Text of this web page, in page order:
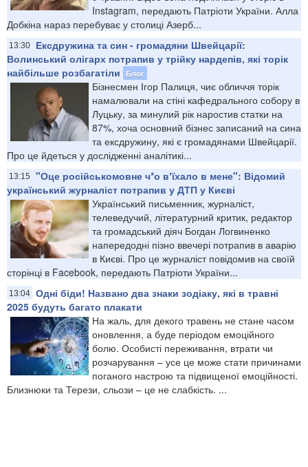
Instagram, передають Патріоти України. Алла
Добкіна нараз перебуває у столиці Азерб...
13:30
Ексдружина та син - громадяни Швейцарії:
Волинський олігарх потрапив у трійку нардепів, які торік
найбільше розбагатіли
Блог
Бізнесмен Ігор Палиця, чиє обличчя торік
намалювали на стіні кафедрального собору в
Луцьку, за минулий рік наростив статки на
87%, хоча основний бізнес записаний на сина
та ексдружину, які є громадянами Швейцарії.
Про це йдеться у дослідженні аналітикі...
13:15
"Оце російськомовне ч*о вʼїхало в мене": Відомий
український журналіст потрапив у ДТП у Києві
Український письменник, журналіст,
телеведучий, літературний критик, редактор
та громадський діяч Богдан Логвиненко
напередодні пізно ввечері потрапив в аварію
в Києві. Про це журналіст повідомив на своїй
сторінці в Facebook, передають Патріоти України...
13:04 Одні біди! Названо два знаки зодіаку, які в травні
2025 будуть багато плакати
На жаль, для декого травень не стане часом
оновлення, а буде періодом емоційного
болю. Особисті переживання, втрати чи
розчарування – усе це може стати причинами
поганого настрою та підвищеної емоційності.
Близнюки та Терези, сльози – це не слабкість. ...